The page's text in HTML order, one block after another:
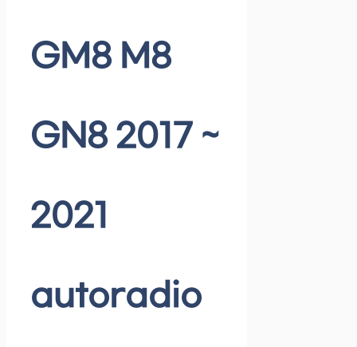
GM8 M8
GN8 2017 ~
2021
autoradio